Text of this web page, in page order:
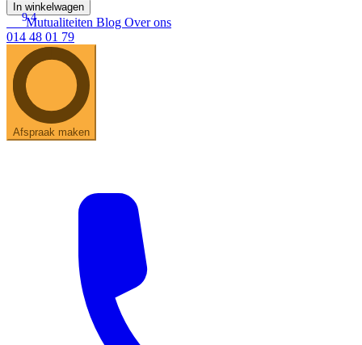
In winkelwagen
9.4
Mutualiteiten Blog Over ons
014 48 01 79
Afspraak maken